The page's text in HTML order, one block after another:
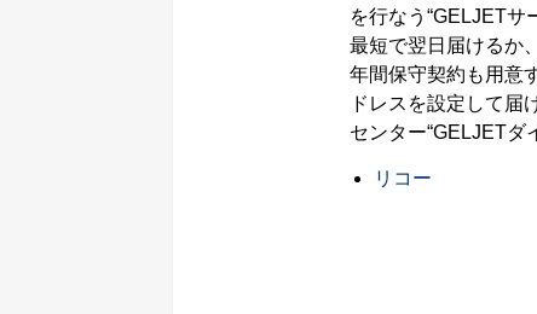
を行なう“GELJETサ
最短で翌日届けるか
年間保守契約も用意
ドレスを設定して届
センター“GELJETダ
リコー